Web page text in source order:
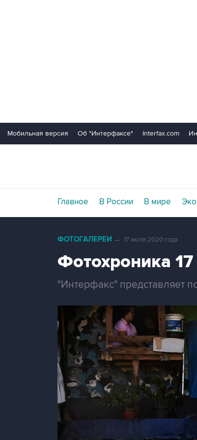
Мобильная версия Об "Интерфаксе" Interfax.com
Главное В России В мире
ФОТОГАЛЕРЕИ → 17 июля 2020 года
Фотохроника
"Интерфакс" представляет